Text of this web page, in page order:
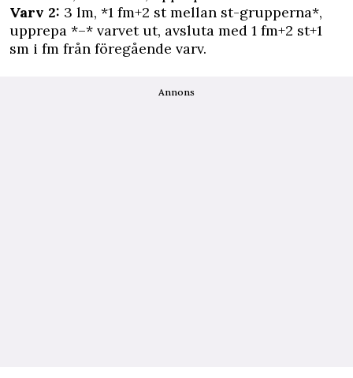
Varv 2: 3 lm, *1 fm+2 st mellan st-grupperna*,
upprepa *–* varvet ut, avsluta med 1 fm+2 st+1
sm i fm från föregående varv.
Annons